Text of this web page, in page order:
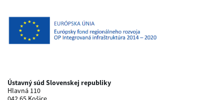
Ústavný súd Slovenskej republiky
Hlavná 110